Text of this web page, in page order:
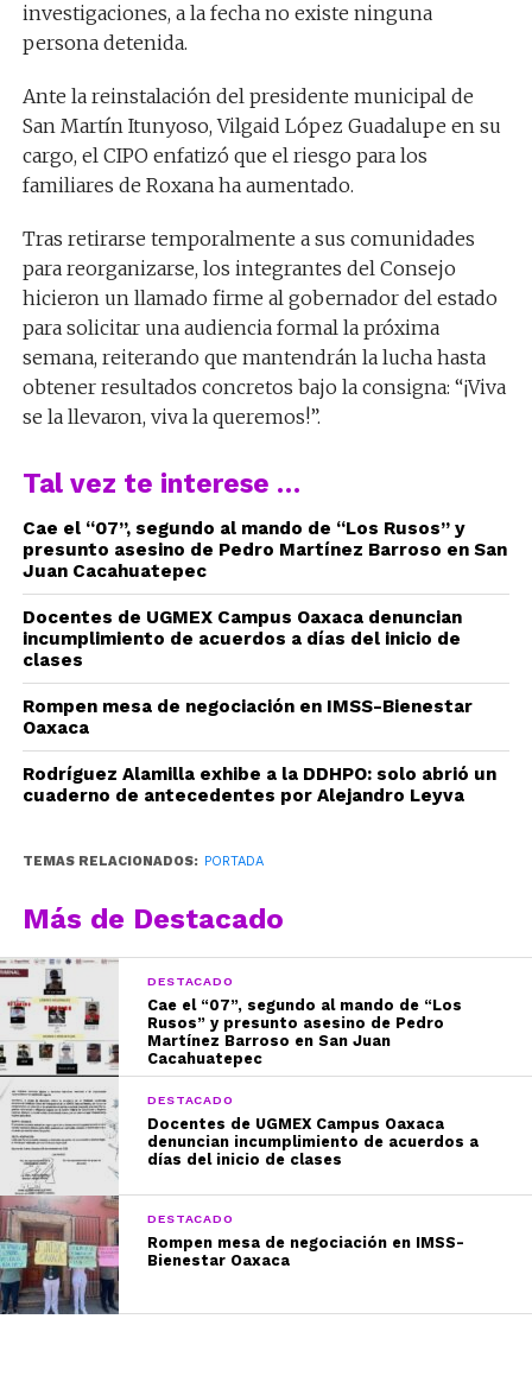
investigaciones, a la fecha no existe ninguna
persona detenida.
Ante la reinstalación del presidente municipal de
San Martín Itunyoso, Vilgaid López Guadalupe en su
cargo, el CIPO enfatizó que el riesgo para los
familiares de Roxana ha aumentado.
Tras retirarse temporalmente a sus comunidades
para reorganizarse, los integrantes del Consejo
hicieron un llamado firme al gobernador del estado
para solicitar una audiencia formal la próxima
semana, reiterando que mantendrán la lucha hasta
obtener resultados concretos bajo la consigna: “¡Viva
se la llevaron, viva la queremos!”.
Tal vez te interese …
Cae el “07”, segundo al mando de “Los Rusos” y
presunto asesino de Pedro Martínez Barroso en San
Juan Cacahuatepec
Docentes de UGMEX Campus Oaxaca denuncian
incumplimiento de acuerdos a días del inicio de
clases
Rompen mesa de negociación en IMSS-Bienestar
Oaxaca
Rodríguez Alamilla exhibe a la DDHPO: solo abrió un
cuaderno de antecedentes por Alejandro Leyva
TEMAS RELACIONADOS: PORTADA
Más de Destacado
DESTACADO
Cae el “07”, segundo al mando de “Los
Rusos” y presunto asesino de Pedro
Martínez Barroso en San Juan
Cacahuatepec
DESTACADO
Docentes de UGMEX Campus Oaxaca
denuncian incumplimiento de acuerdos a
días del inicio de clases
DESTACADO
Rompen mesa de negociación en IMSS-
Bienestar Oaxaca